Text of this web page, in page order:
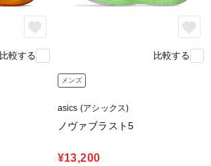
比較する 比較する
メンズ
asics (アシックス)
ノヴァブラスト5
¥13,200